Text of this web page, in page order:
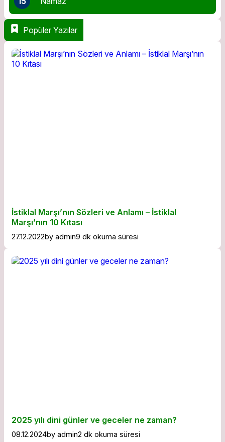
Popüler Yazılar
İstiklal Marşı’nın Sözleri ve Anlamı – İstiklal
Marşı’nın 10 Kıtası
27.12.2022by admin9 dk okuma süresi
2025 yılı dini günler ve geceler ne zaman?
08.12.2024by admin2 dk okuma süresi